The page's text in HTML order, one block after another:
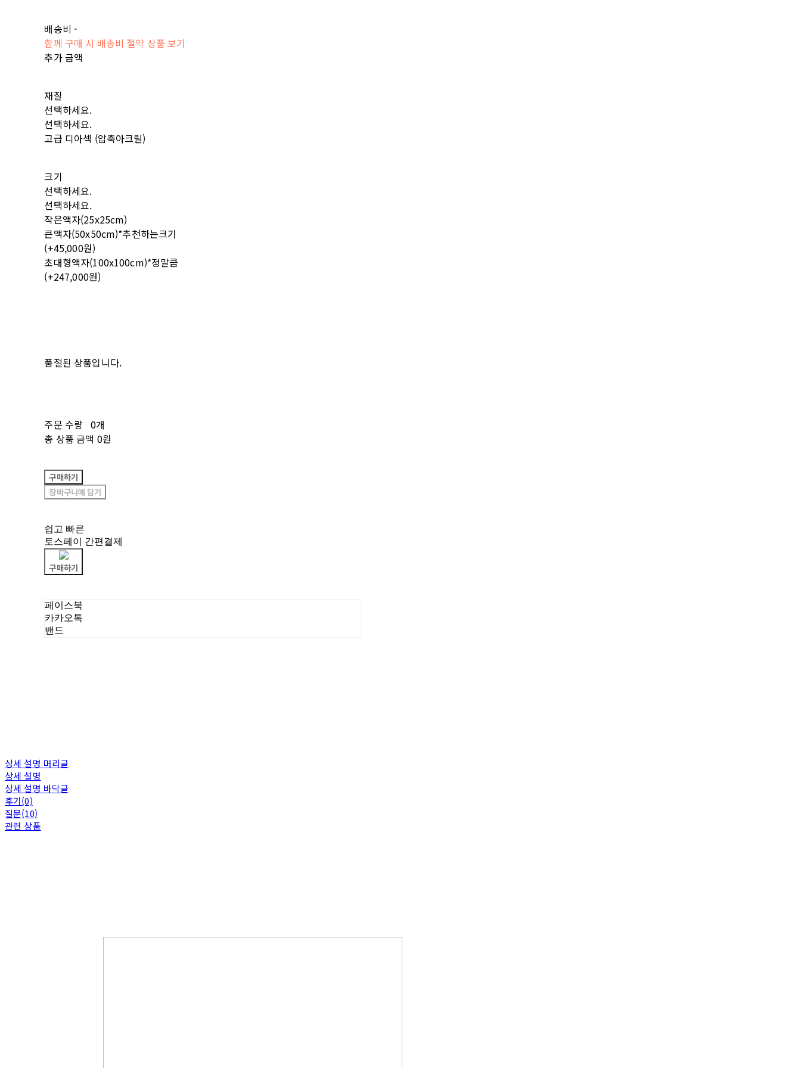
배송비-
함께 구매 시 배송비 절약 상품 보기
추가 금액
재질
선택하세요.
선택하세요.
고급 디아섹 (압축아크릴)
크기
선택하세요.
선택하세요.
작은액자(25x25cm)
큰액자(50x50cm)*추천하는크기
(+45,000원)
초대형액자(100x100cm)*정말큼
(+247,000원)
품절된 상품입니다.
주문 수량 0개
총 상품 금액 0원
구매하기
장바구니에 담기
쉽고 빠른
토스페이 간편결제
구매하기
페이스북
카카오톡
밴드
상세 설명 머리글
상세 설명
상세 설명 바닥글
후기(0)
질문(10)
관련 상품